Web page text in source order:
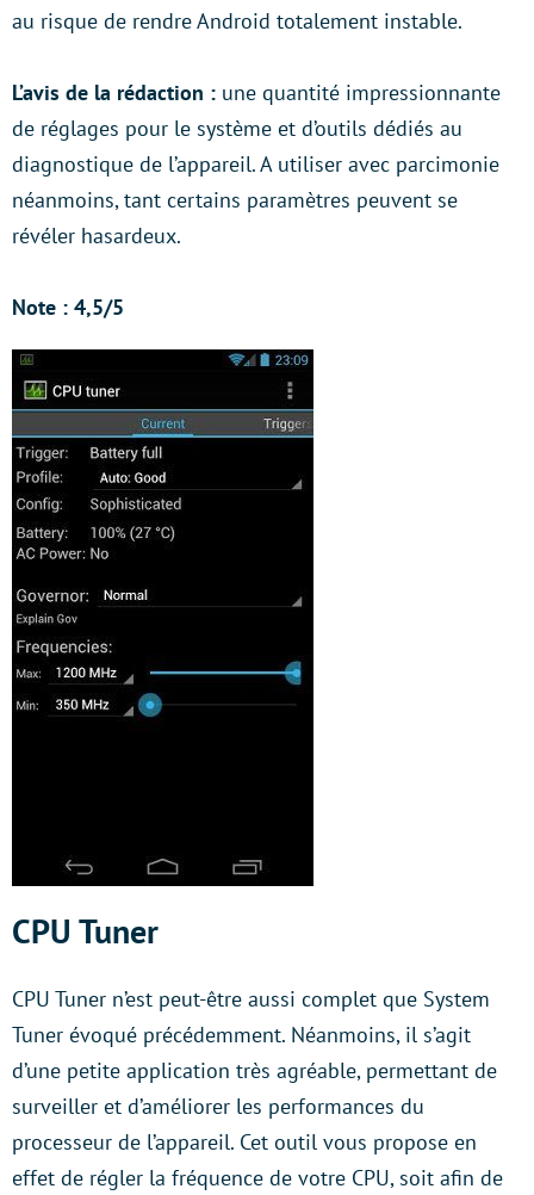
au risque de rendre Android totalement instable.
L’avis de la rédaction : une quantité impressionnante
de réglages pour le système et d’outils dédiés au
diagnostique de l’appareil. A utiliser avec parcimonie
néanmoins, tant certains paramètres peuvent se
révéler hasardeux.
Note : 4,5/5
CPU Tuner
CPU Tuner n’est peut-être aussi complet que System
Tuner évoqué précédemment. Néanmoins, il s’agit
d’une petite application très agréable, permettant de
surveiller et d’améliorer les performances du
processeur de l’appareil. Cet outil vous propose en
effet de régler la fréquence de votre CPU, soit afin de